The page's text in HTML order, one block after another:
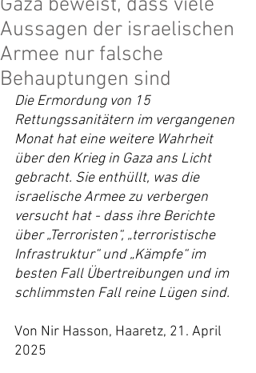
Gaza beweist, dass viele
Aussagen der israelischen
Armee nur falsche
Behauptungen sind
Die Ermordung von 15
Rettungssanitätern im vergangenen
Monat hat eine weitere Wahrheit
über den Krieg in Gaza ans Licht
gebracht. Sie enthüllt, was die
israelische Armee zu verbergen
versucht hat - dass ihre Berichte
über „Terroristen“, „terroristische
Infrastruktur“ und „Kämpfe“ im
besten Fall Übertreibungen und im
schlimmsten Fall reine Lügen sind.
Von Nir Hasson, Haaretz, 21. April
2025